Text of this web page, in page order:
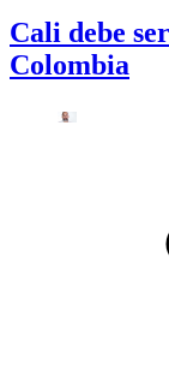
Cali debe
Colombia